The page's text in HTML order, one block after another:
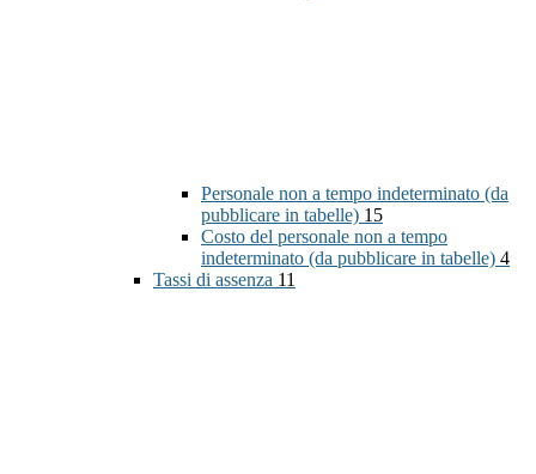
Personale non a tempo indeterminato (da
pubblicare in tabelle) 15
Costo del personale non a tempo
indeterminato (da pubblicare in tabelle) 4
Tassi di assenza 11